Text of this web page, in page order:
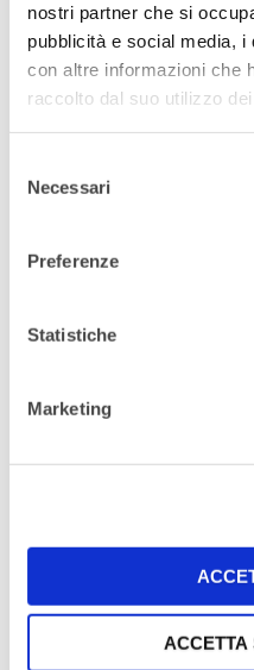
nostri partner che si
pubblicità e social media, i
con altre informazioni che
raccolto dal suo utilizzo
delNecessari
Preferenze
Statistiche
Marketing
ACCETTA
adempimento
chiave per
voto, comprendere
modo attivo alla sua
Essere presenti
concretamente allo
partecipazione e
Tutte le associate
diretta live e
votazione online.
dettagli per